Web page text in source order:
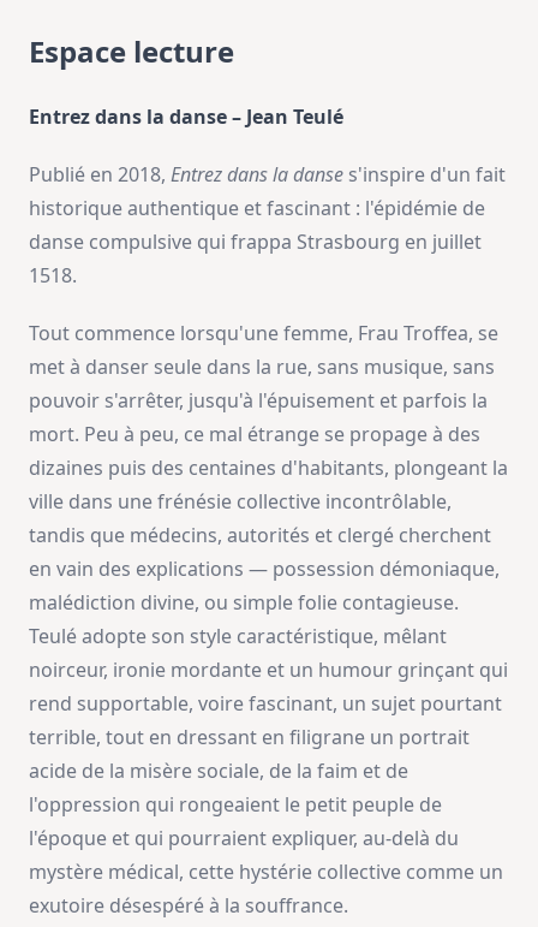
Espace lecture
Entrez dans la danse – Jean Teulé
Publié en 2018, Entrez dans la danse s'inspire d'un fait
historique authentique et fascinant : l'épidémie de
danse compulsive qui frappa Strasbourg en juillet
1518.
Tout commence lorsqu'une femme, Frau Troffea, se
met à danser seule dans la rue, sans musique, sans
pouvoir s'arrêter, jusqu'à l'épuisement et parfois la
mort. Peu à peu, ce mal étrange se propage à des
dizaines puis des centaines d'habitants, plongeant la
ville dans une frénésie collective incontrôlable,
tandis que médecins, autorités et clergé cherchent
en vain des explications — possession démoniaque,
malédiction divine, ou simple folie contagieuse.
Teulé adopte son style caractéristique, mêlant
noirceur, ironie mordante et un humour grinçant qui
rend supportable, voire fascinant, un sujet pourtant
terrible, tout en dressant en filigrane un portrait
acide de la misère sociale, de la faim et de
l'oppression qui rongeaient le petit peuple de
l'époque et qui pourraient expliquer, au-delà du
mystère médical, cette hystérie collective comme un
exutoire désespéré à la souffrance.